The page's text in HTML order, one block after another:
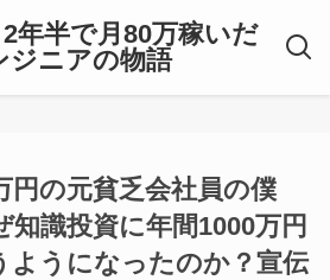
年半で月80万稼いだ
ジニアの物語
円の元貧乏会社員の僕
知識投資に年間1000万円
ようになったのか？宣伝